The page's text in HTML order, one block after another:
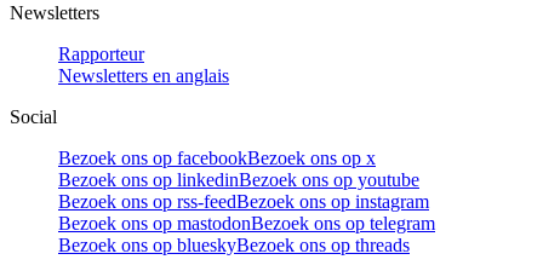
Newsletters
Rapporteur
Newsletters en anglais
Social
Bezoek ons op facebookBezoek ons op x
Bezoek ons op linkedinBezoek ons op youtube
Bezoek ons op rss-feedBezoek ons op instagram
Bezoek ons op mastodonBezoek ons op telegram
Bezoek ons op blueskyBezoek ons op threads